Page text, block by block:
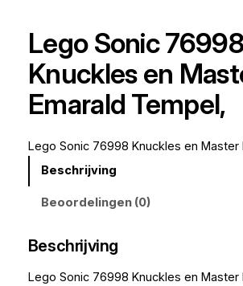
Lego Sonic 76998
Knuckles en
Emarald Tempel,
Lego Sonic 76998 Knuckles en Master
Beschrijving
Beoordelingen (0)
Beschrijving
Lego Sonic 76998 Knuckles en Master